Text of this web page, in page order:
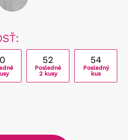
52
Posledné
2 kusy
54
Posledný
kus